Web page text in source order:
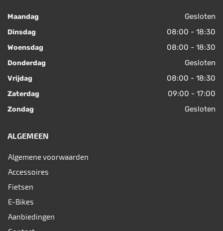
Maandag Gesloten
Dinsdag 08:00 - 18:30
Woensdag 08:00 - 18:30
Donderdag Gesloten
Vrijdag 08:00 - 18:30
Zaterdag 09:00 - 17:00
Zondag Gesloten
ALGEMEEN
Algemene voorwaarden
Accessoires
Fietsen
E-Bikes
Aanbiedingen